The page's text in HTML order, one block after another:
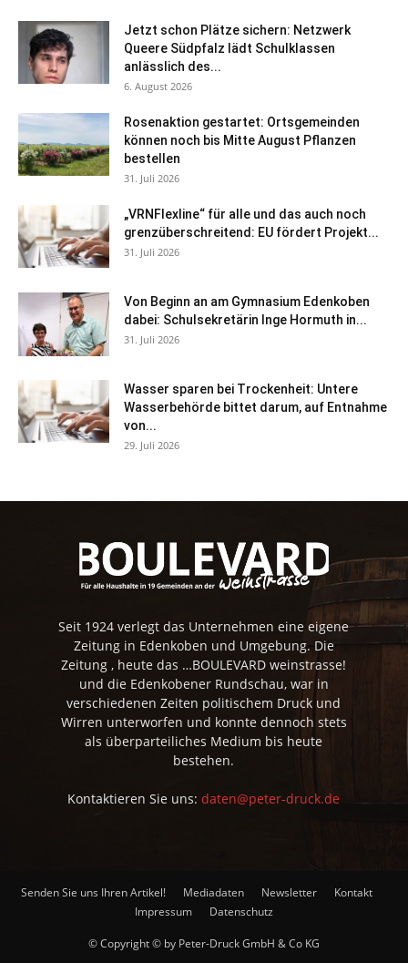
Jetzt schon Plätze sichern: Netzwerk
Queere Südpfalz lädt Schulklassen
anlässlich des...
6. August 2026
Rosenaktion gestartet: Ortsgemeinden
können noch bis Mitte August Pflanzen
bestellen
31. Juli 2026
„VRNFlexline“ für alle und das auch noch
grenzüberschreitend: EU fördert Projekt...
31. Juli 2026
Von Beginn an am Gymnasium Edenkoben
dabei: Schulsekretärin Inge Hormuth in...
31. Juli 2026
Wasser sparen bei Trockenheit: Untere
Wasserbehörde bittet darum, auf Entnahme
von...
29. Juli 2026
Seit 1924 verlegt das Unternehmen eine eigene
Zeitung in Edenkoben und Umgebung. Die
Zeitung , heute das …BOULEVARD weinstrasse!
und die Edenkobener Rundschau, war in
verschiedenen Zeiten politischem Druck und
Wirren unterworfen und konnte dennoch stets
als überparteiliches Medium bis heute
bestehen.
Kontaktieren Sie uns:daten@peter-druck.de
Senden Sie uns Ihren Artikel! Mediadaten Newsletter
Kontakt
Impressum
Datenschutz
© Copyright © by Peter-Druck GmbH & Co KG